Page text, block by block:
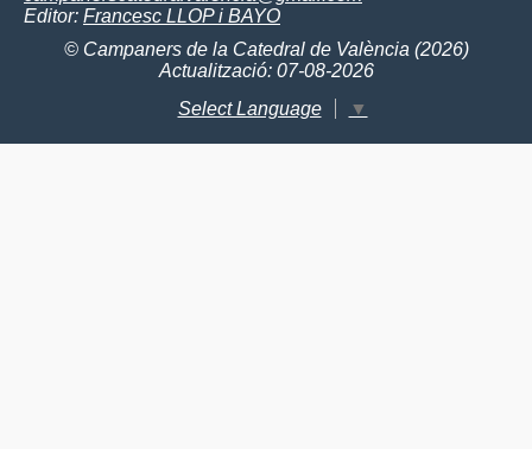
Editor: Francesc LLOP i BAYO
© Campaners de la Catedral de València (2026)
Actualització: 07-08-2026
Select Language
▼